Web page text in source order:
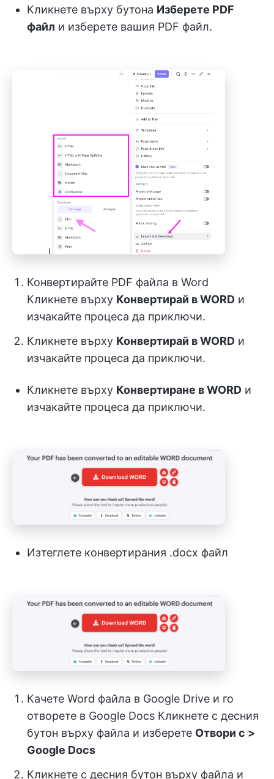
Кликнете върху бутона Изберете PDF
файл и изберете вашия PDF файл.
Конвертирайте PDF файла в Word
Кликнете върху Конвертирай в WORD и
изчакайте процеса да приключи.
Кликнете върху Конвертирай в WORD и
изчакайте процеса да приключи.
Кликнете върху Конвертиране в WORD и
изчакайте процеса да приключи.
Изтеглете конвертирания .docx файл
Качете Word файла в Google Drive и го
отворете в Google Docs Кликнете с десния
бутон върху файла и изберете Отвори с >
Google Docs
Кликнете с десния бутон върху файла и